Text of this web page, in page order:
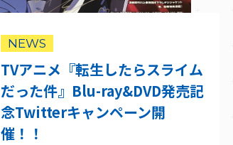
NEWS
TVアニメ『転生したらスライム
だった件』Blu-ray&DVD発売記
念Twitterキャンペーン開
催！！